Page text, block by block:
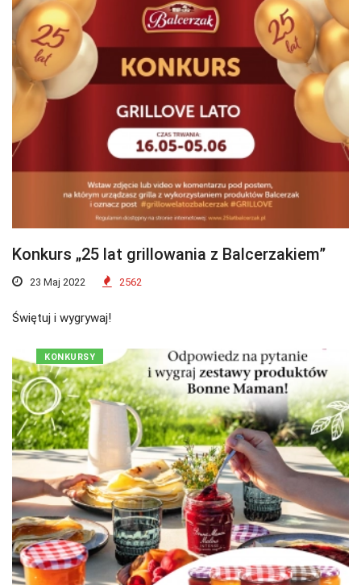
Konkurs „25 lat grillowania z Balcerzakiem”
23 Maj 2022 2562
Świętuj i wygrywaj!
KONKURSY